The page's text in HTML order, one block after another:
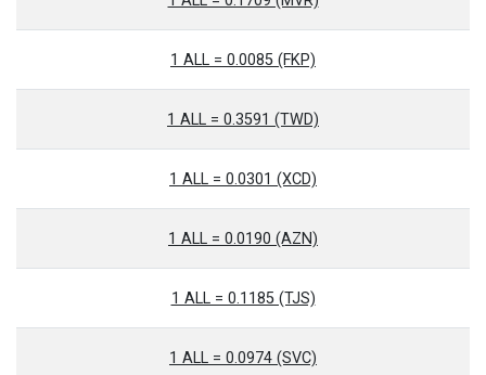
1 ALL = 0.0085 (FKP)
1 ALL = 0.3591 (TWD)
1 ALL = 0.0301 (XCD)
1 ALL = 0.0190 (AZN)
1 ALL = 0.1185 (TJS)
1 ALL = 0.0974 (SVC)